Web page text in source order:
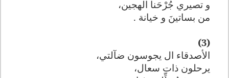
و تصيري جُرْحَنا الهجين،
من بساتينَ و خيانة .
(3)
الأصدقاء ال يجوسون ضآلتي،
يرحلون ذات سعال،